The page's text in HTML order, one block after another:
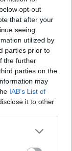
opt-out
that after your
seeing
utilized by
parties prior to
the further
parties on the
may
IAB’s List of
it to other
força
i gairebé
també
Majors